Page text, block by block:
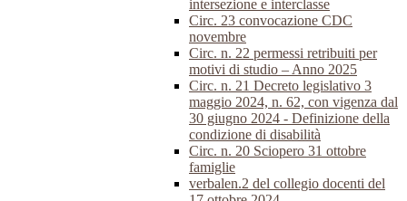
intersezione e interclasse
Circ. 23 convocazione CDC
novembre
Circ. n. 22 permessi retribuiti per
motivi di studio – Anno 2025
Circ. n. 21 Decreto legislativo 3
maggio 2024, n. 62, con vigenza dal
30 giugno 2024 - Definizione della
condizione di disabilità
Circ. n. 20 Sciopero 31 ottobre
famiglie
verbalen.2 del collegio docenti del